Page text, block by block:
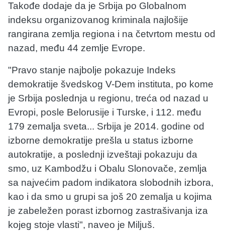
Takođe dodaje da je Srbija po Globalnom
indeksu organizovanog kriminala najlošije
rangirana zemlja regiona i na četvrtom mestu od
nazad, među 44 zemlje Evrope.
"Pravo stanje najbolje pokazuje Indeks
demokratije švedskog V-Dem instituta, po kome
je Srbija poslednja u regionu, treća od nazad u
Evropi, posle Belorusije i Turske, i 112. među
179 zemalja sveta... Srbija je 2014. godine od
izborne demokratije prešla u status izborne
autokratije, a poslednji izveštaji pokazuju da
smo, uz Kambodžu i Obalu Slonovače, zemlja
sa najvećim padom indikatora slobodnih izbora,
kao i da smo u grupi sa još 20 zemalja u kojima
je zabeležen porast izbornog zastrašivanja iza
kojeg stoje vlasti", naveo je Miljuš.